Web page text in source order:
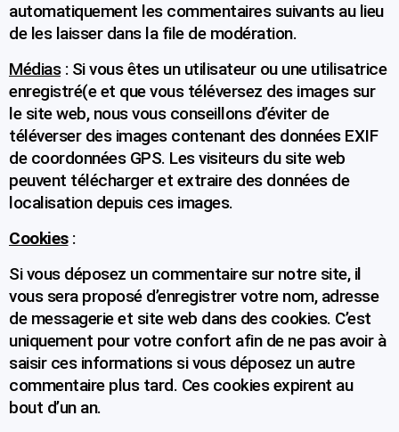
automatiquement les commentaires suivants au lieu
de les laisser dans la file de modération.
Médias: Si vous êtes un utilisateur ou une utilisatrice
enregistré(e et que vous téléversez des images sur
le site web, nous vous conseillons d’éviter de
téléverser des images contenant des données EXIF
de coordonnées GPS. Les visiteurs du site web
peuvent télécharger et extraire des données de
localisation depuis ces images.
Cookies:
Si vous déposez un commentaire sur notre site, il
vous sera proposé d’enregistrer votre nom, adresse
de messagerie et site web dans des cookies. C’est
uniquement pour votre confort afin de ne pas avoir à
saisir ces informations si vous déposez un autre
commentaire plus tard. Ces cookies expirent au
bout d’un an.